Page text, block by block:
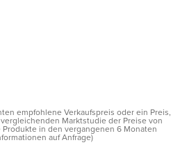
empfohlene Verkaufspreis oder ein Preis,
Marktstudie der Preise von
in den vergangenen 6 Monaten
auf Anfrage)